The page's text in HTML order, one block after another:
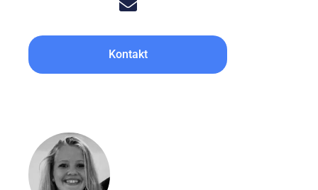
Kontakt